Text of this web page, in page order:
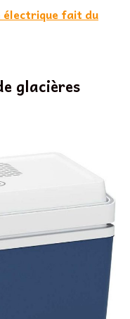
électrique fait du
glacières